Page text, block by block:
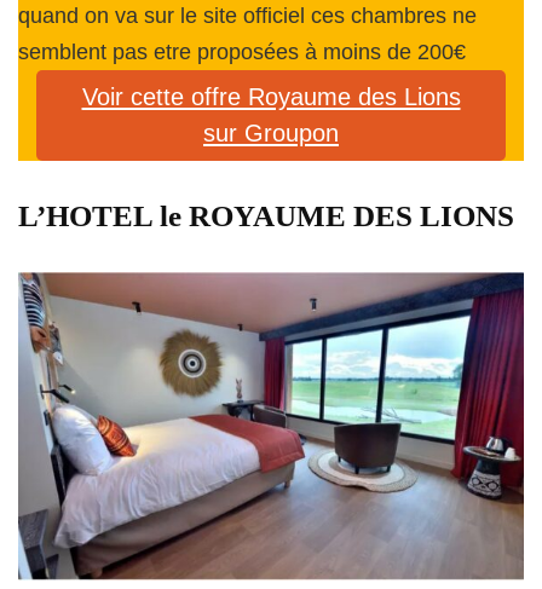
quand on va sur le site officiel ces chambres ne
semblent pas etre proposées à moins de 200€
Voir cette offre Royaume des Lions
sur Groupon
L’HOTEL le ROYAUME DES LIONS